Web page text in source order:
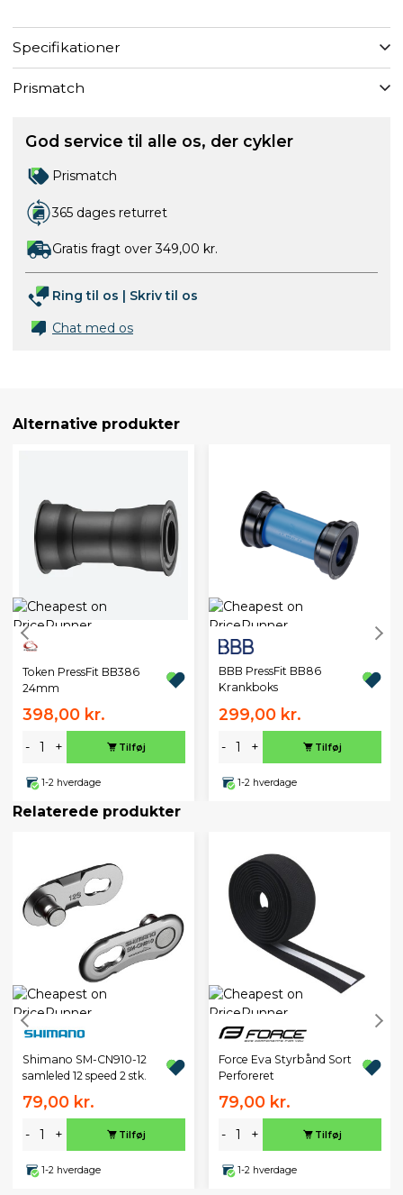
Specifikationer
Prismatch
God service til alle os, der cykler
Prismatch
365 dages returret
Gratis fragt over 349,00 kr.
Ring til os | Skriv til os
Chat med os
Alternative produkter
Token PressFit BB386
24mm
398,00 kr.
- + Tilføj
1-2 hverdage
BBB PressFit BB86
Krankboks
299,00 kr.
- + Tilføj
1-2 hverdage
Relaterede produkter
Shimano SM-CN910-12
samleled 12 speed 2 stk.
79,00 kr.
- + Tilføj
1-2 hverdage
Force Eva Styrbånd Sort
Perforeret
79,00 kr.
- + Tilføj
1-2 hverdage